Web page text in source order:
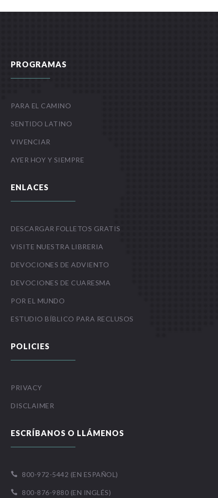
PROGRAMAS
PARA EL CAMINO
SENTIDO LATINO
VIVENCIAR
AYER HOY Y SIEMPRE
ENLACES
DESCARGAR FOLLETOS GRATIS
VISITE NUESTRA LIBRERIA
DEVOCIONES DE ADVIENTO
DEVOCIONES DE CUARESMA
POR EL MUNDO
ESTUDIO BÍBLICO PARA RECLUSOS
POLICIES
PRIVACY
DISCLAIMER
ESCRÍBANOS O LLÁMENOS
 800-972-5442 (EN ESPAÑOL)
 800-876-9880 (EN INGLÉS)